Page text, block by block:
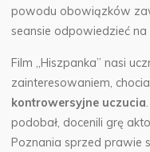
powodu obowiązków
seansie odpowiedzieć
Film „Hiszpanka” nasi
zainteresowaniem,
kontrowersyjne uczucia
podobał, docenili grę
Poznania sprzed prawie